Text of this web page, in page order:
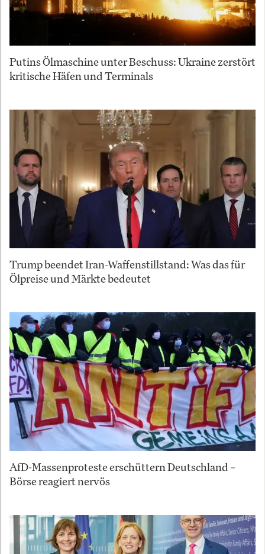
Putins Ölmaschine unter Beschuss: Ukraine zerstört
kritische Häfen und Terminals
Trump beendet Iran-Waffenstillstand: Was das für
Ölpreise und Märkte bedeutet
AfD-Massenproteste erschüttern Deutschland –
Börse reagiert nervös